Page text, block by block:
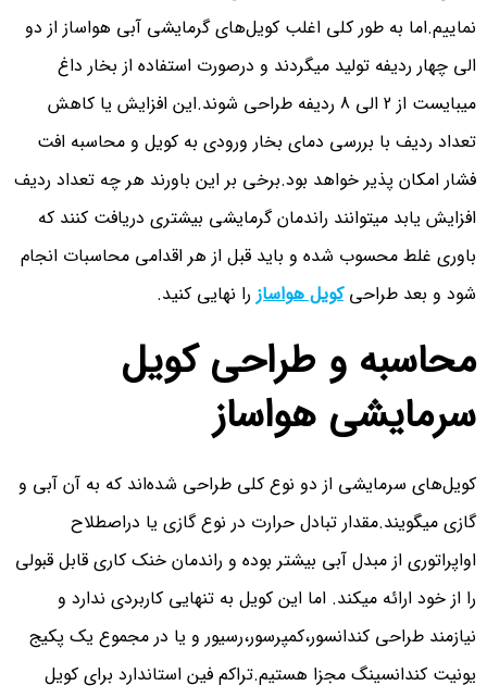
نماییم.اما به طور کلی اغلب کویل‌های گرمایشی آبی هواساز از دو
الی چهار ردیفه تولید میگردند و درصورت استفاده از بخار داغ
میبایست از 2 الی 8 ردیفه طراحی شوند.این افزایش یا کاهش
تعداد ردیف با بررسی دمای بخار ورودی به کویل و محاسبه افت
فشار امکان پذیر خواهد بود.برخی بر این باورند هر چه تعداد ردیف
افزایش یابد میتوانند راندمان گرمایشی بیشتری دریافت کنند که
باوری غلط محسوب شده و باید قبل از هر اقدامی محاسبات انجام
شود و بعد طراحیکویل هواسازرا نهایی کنید.
محاسبه و طراحی کویل
سرمایشی هواساز
کویل‌های سرمایشی از دو نوع کلی طراحی شده‌اند که به آن آبی و
گازی میگویند.مقدار تبادل حرارت در نوع گازی یا دراصطلاح
اواپراتوری از مبدل آبی بیشتر بوده و راندمان خنک کاری قابل قبولی
را از خود ارائه میکند. اما این کویل به تنهایی کاربردی ندارد و
نیازمند طراحی کندانسور،کمپرسور،رسیور و یا در مجموع یک پکیج
یونیت کندانسینگ مجزا هستیم.تراکم فین استاندارد برای کویل